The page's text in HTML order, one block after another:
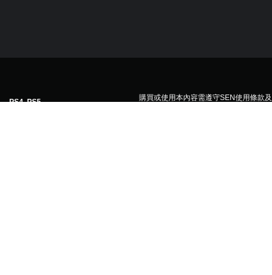
PS4, PS5 購買或使用本內容需遵守SEN使用條款及